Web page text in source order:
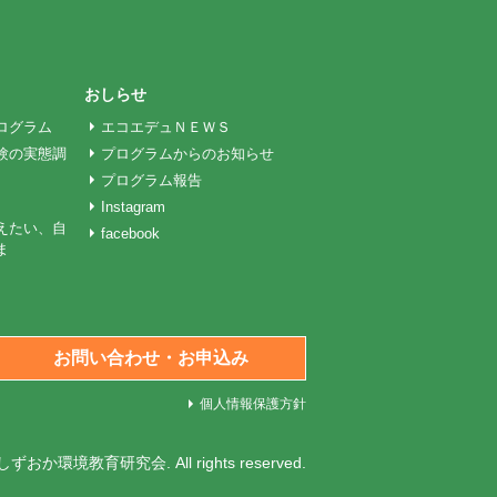
グラム
の実態調
たい、自
おしらせ
エコエデュＮＥＷＳ
プログラムからのお知らせ
プログラム報告
Instagram
facebook
お問い合わせ・お申込み
個人情報保護方針
ずおか環境教育研究会 . All rights reserved.